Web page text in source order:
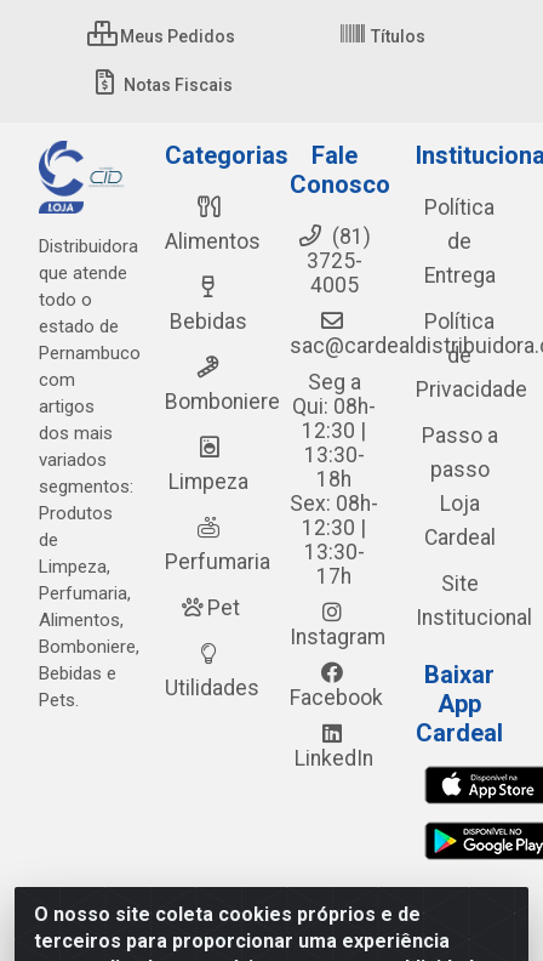
O nosso site coleta cookies próprios e de
terceiros para proporcionar uma experiência
Meus Pedidos Títulos
Notas Fiscais
Distribuidora
que atende
todo o
estado de
Pernambuco
com
artigos
dos mais
variados
segmentos:
Produtos
de
Limpeza,
Perfumaria,
Alimentos,
Bomboniere,
Bebidas e
Pets.
Categorias
Alimentos
Bebidas
Bomboniere
Limpeza
Perfumaria
Pet
Utilidades
Fale
Conosco
(81)
3725-
4005
Seg a
Qui: 08h-
12:30 |
13:30-
18h
Sex: 08h-
12:30 |
13:30-
17h
Instagram
Facebook
LinkedIn
Política
de
Entrega
Política
de
Privacidade
Passo a
passo
Loja
Cardeal
Site
Institucional
Baixar
App
Cardeal
Cardeal Distribuidora - Estrada Alto do Moura, 582 - Alto
do Moura - Caruaru/PE - CEP 55.040-120 - CNPJ